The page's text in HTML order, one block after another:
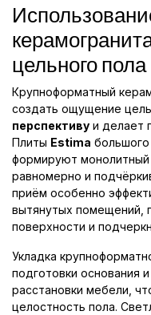
цельного пола
Крупноформатный
создать ощущение
перспективу и делает
Плиты Estima
формируют
равномерно и
приём особенно
вытянутых помещений,
поверхности и
Укладка
подготовки основания
расстановки мебели,
целостность пола.